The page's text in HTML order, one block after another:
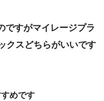
ですがマイレージプラ
クスどちらがいいです
めです